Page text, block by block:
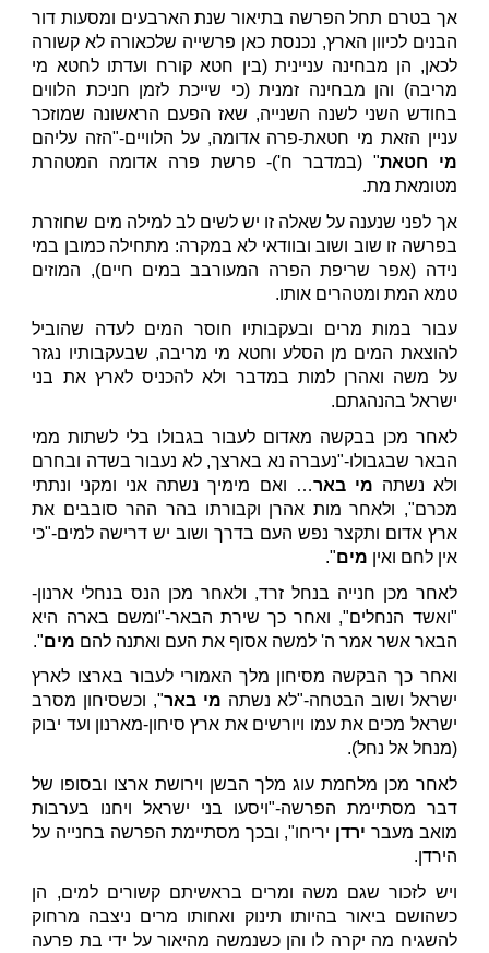
אך בטרם תחל הפרשה בתיאור שנת הארבעים ומסעות דור
הבנים לכיוון הארץ, נכנסת כאן פרשייה שלכאורה לא קשורה
לכאן, הן מבחינה עניינית (בין חטא קורח ועדתו לחטא מי
מריבה) והן מבחינה זמנית (כי שייכת לזמן חניכת הלווים
בחודש השני לשנה השנייה, שאז הפעם הראשונה שמוזכר
עניין הזאת מי חטאת-פרה אדומה, על הלוויים-"הזה עליהם
מי חטאת" (במדבר ח')- פרשת פרה אדומה המטהרת
מטומאת מת.
אך לפני שנענה על שאלה זו יש לשים לב למילה מים שחוזרת
בפרשה זו שוב ושוב ובוודאי לא במקרה: מתחילה כמובן במי
נידה (אפר שריפת הפרה המעורבב במים חיים), המוזים
טמא המת ומטהרים אותו.
עבור במות מרים ובעקבותיו חוסר המים לעדה שהוביל
להוצאת המים מן הסלע וחטא מי מריבה, שבעקבותיו נגזר
על משה ואהרן למות במדבר ולא להכניס לארץ את בני
ישראל בהנהגתם.
לאחר מכן בבקשה מאדום לעבור בגבולו בלי לשתות ממי
הבאר שבגבולו-"נעברה נא בארצך, לא נעבור בשדה ובחרם
ולא נשתה מי באר… ואם מימיך נשתה אני ומקני ונתתי
מכרם", ולאחר מות אהרן וקבורתו בהר ההר סובבים את
ארץ אדום ותקצר נפש העם בדרך ושוב יש דרישה למים-"כי
אין לחם ואין מים".
לאחר מכן חנייה בנחל זרד, ולאחר מכן הנס בנחלי ארנון-
"ואשד הנחלים", ואחר כך שירת הבאר-"ומשם בארה היא
הבאר אשר אמר ה' למשה אסוף את העם ואתנה להם מים".
ואחר כך הבקשה מסיחון מלך האמורי לעבור בארצו לארץ
ישראל ושוב הבטחה-"לא נשתה מי באר", וכשסיחון מסרב
ישראל מכים את עמו ויורשים את ארץ סיחון-מארנון ועד יבוק
(מנחל אל נחל).
לאחר מכן מלחמת עוג מלך הבשן וירושת ארצו ובסופו של
דבר מסתיימת הפרשה-"ויסעו בני ישראל ויחנו בערבות
מואב מעבר ירדן יריחו", ובכך מסתיימת הפרשה בחנייה על
הירדן.
ויש לזכור שגם משה ומרים בראשיתם קשורים למים, הן
כשהושם ביאור בהיותו תינוק ואחותו מרים ניצבה מרחוק
להשגיח מה יקרה לו והן כשנמשה מהיאור על ידי בת פרעה